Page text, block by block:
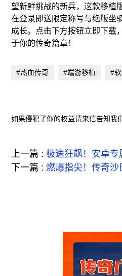
望新鲜挑战的新兵，这款移植
在登录即送限定称号与绝版坐
成长。点击下方按钮立即下载
于你的传奇篇章！
#热血传奇 #端游移植 #
如果侵犯了你的权益请来信告知我
上一篇 :极速狂飙！安卓
下一篇 :燃爆指尖！传奇沙